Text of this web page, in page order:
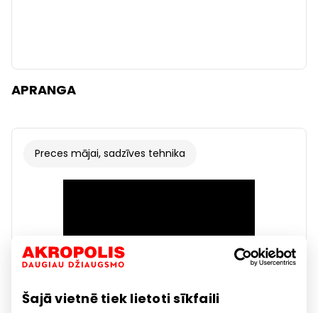
Šajā vietnē tiek lietoti sīkfaili
APRANGA
Preces mājai, sadzīves tehnika